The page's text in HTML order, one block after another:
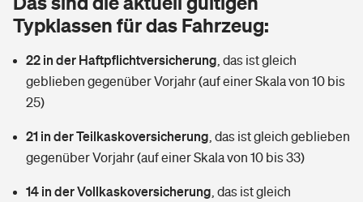
Wer versichert was: Jetzt Versicherer finden
Sie haben Fragen?
Glasversicherung
Mietkautionsversicherung
Restkreditversicherung
Kinderunfall­ver­si­che­rung
Kinderinvalidität
Hundehalter-Haftpflicht
Dread-Disease-Versicherung
Tierkrankenversicherung
Zur Übersicht
Tools
Typklassen für das Fahrzeug:
22 in der Haftpflichtversicherung das ist gleich
geblieben gegenüber Vorjahr (auf einer Skala von 10 bis
25)
21 in der Teilkaskoversicherung das ist gleich geblieben
gegenüber Vorjahr (auf einer Skala von 10 bis 33)
14 in der Vollkaskoversicherung das ist gleich